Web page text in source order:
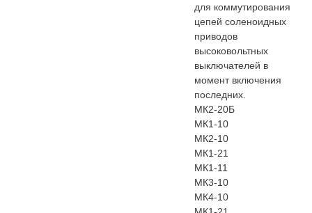
для коммутирования
цепей соленоидных
приводов
высоковольтных
выключателей в
момент включения
последних.
МК2-20Б
МК1-10
МК2-10
МК1-21
МК1-11
МК3-10
МК4-10